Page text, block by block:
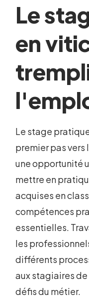
Le
en
Le stage
premier pas
une opportunité
mettre en
acquises en
compétences
essentielles.
les
différents
aux stagiaires
défis du métier.